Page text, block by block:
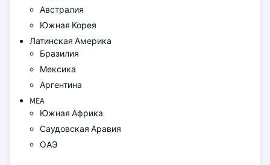
Австралия
Южная Корея
Латинская Америка
Бразилия
Мексика
Аргентина
MEA
Южная Африка
Саудовская Аравия
ОАЭ